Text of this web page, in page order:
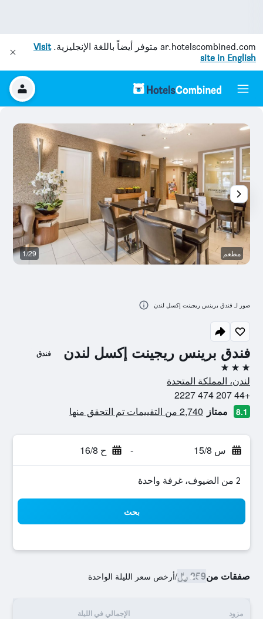
ar.hotelscombined.com متوفر أيضاً باللغة الإنجليزية.Visit
site in English
فندق برينس ريجينت إكسل لندن فندق
3 نجوم
لندن، المملكة المتحدة
+44 207 474 2227
8.1 ممتاز 2,740 من التقييمات تم التحقق منها
س 15/8 - ح 16/8
2 من الضيوف، غرفة واحدة
بحث
صفقات من259 ﷼ /أرخص سعر الليلة الواحدة
مزود الإجمالي في الليلة
مطعم 1/29
صور لـ فندق برينس ريجينت إكسل لندن